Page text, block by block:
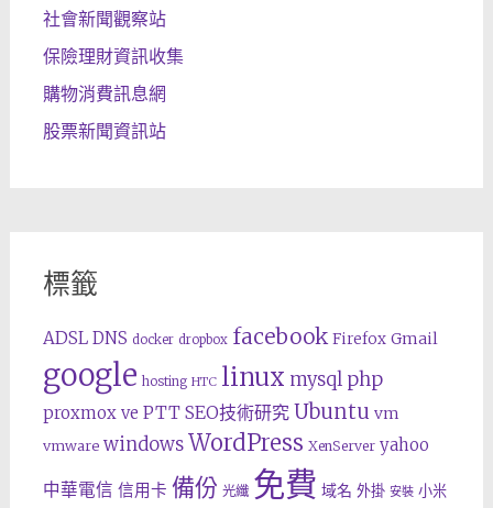
社會新聞觀察站
保險理財資訊收集
購物消費訊息網
股票新聞資訊站
標籤
ADSL DNS docker dropbox facebook Firefox Gmail
google hosting HTC linux mysql php
proxmox ve PTT SEO技術研究 Ubuntu vm
vmware windows WordPress XenServer yahoo
中華電信 信用卡 備份 光纖 免費 域名 外掛 安裝 小米